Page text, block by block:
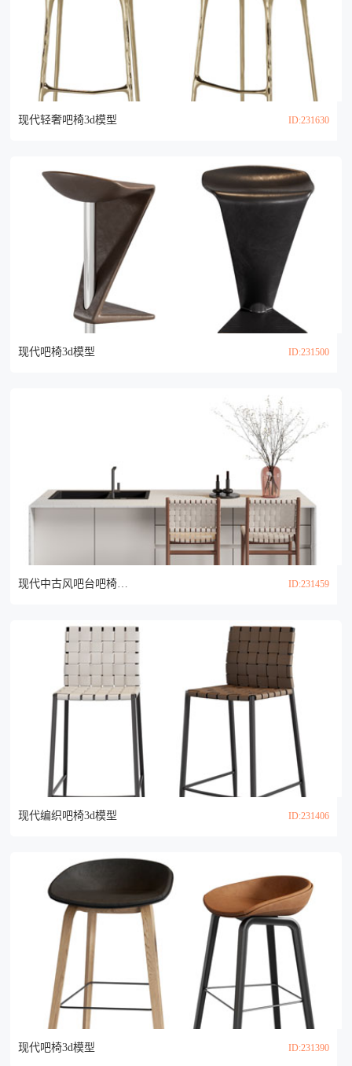
现代轻奢吧椅3d模型 ID:231630
现代吧椅3d模型 ID:231500
现代中古风吧台吧椅3d模型 ID:231459
现代编织吧椅3d模型 ID:231406
现代吧椅3d模型 ID:231390